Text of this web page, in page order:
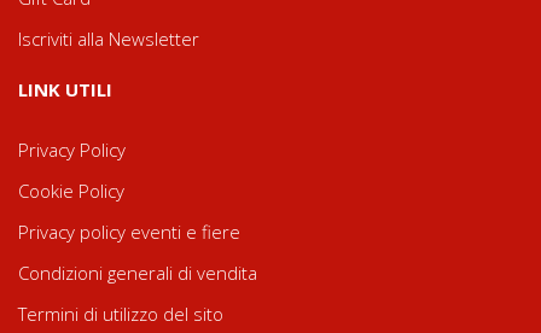
Iscriviti alla Newsletter
LINK UTILI
Privacy Policy
Cookie Policy
Privacy policy eventi e fiere
Condizioni generali di vendita
Termini di utilizzo del sito